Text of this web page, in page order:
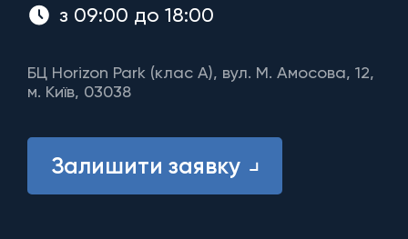
з 09:00 до 18:00
БЦ Horizon Park (клас A), вул. М. Амосова, 12,
м. Київ, 03038
Залишити заявку